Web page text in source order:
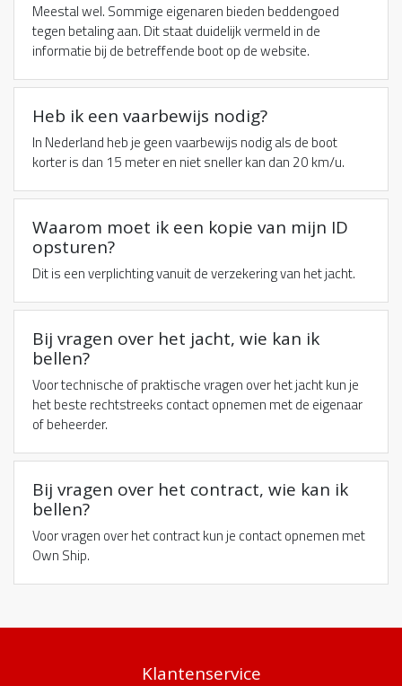
Meestal wel. Sommige eigenaren bieden beddengoed
tegen betaling aan. Dit staat duidelijk vermeld in de
informatie bij de betreffende boot op de website.
Heb ik een vaarbewijs nodig?
In Nederland heb je geen vaarbewijs nodig als de boot
korter is dan 15 meter en niet sneller kan dan 20 km/u.
Waarom moet ik een kopie van mijn ID
opsturen?
Dit is een verplichting vanuit de verzekering van het jacht.
Bij vragen over het jacht, wie kan ik
bellen?
Voor technische of praktische vragen over het jacht kun je
het beste rechtstreeks contact opnemen met de eigenaar
of beheerder.
Bij vragen over het contract, wie kan ik
bellen?
Voor vragen over het contract kun je contact opnemen met
Own Ship.
Klantenservice